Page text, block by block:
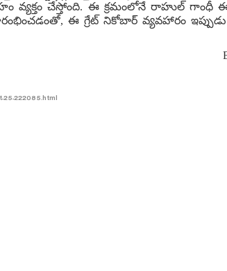
వ్యక్తం చేస్తోంది. ఈ క్రమంలోనే రాహుల్
ఈ గ్రేట్ నికోబార్ వ్యవహారం
25-222085.html